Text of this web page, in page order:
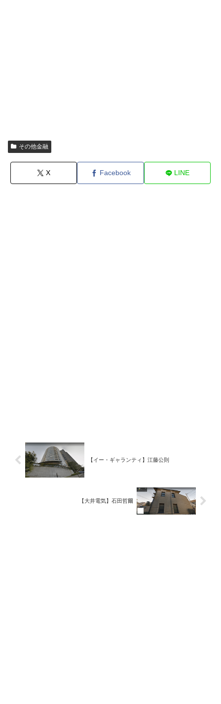
その他金融
X Facebook LINE
【イー・ギャランティ】江藤公則
【大井電気】石田哲爾